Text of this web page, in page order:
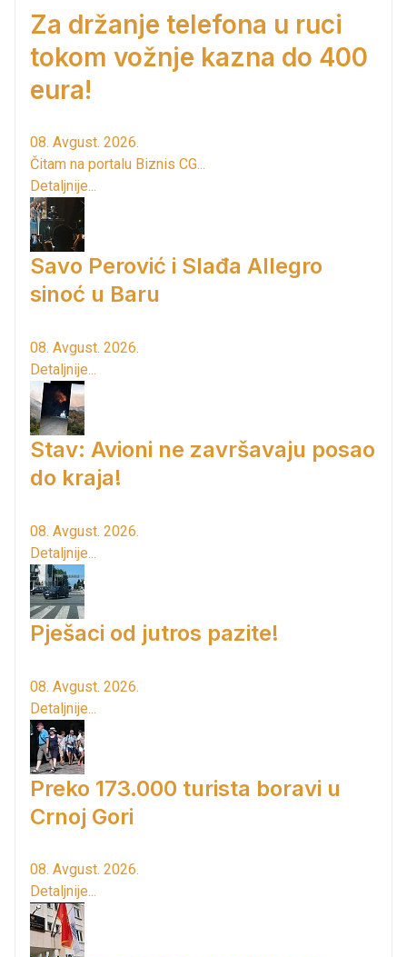
Za držanje telefona u ruci
tokom vožnje kazna do 400
eura!
08. Avgust. 2026.
Čitam na portalu Biznis CG...
Detaljnije...
Savo Perović i Slađa Allegro
sinoć u Baru
08. Avgust. 2026.
Detaljnije...
Stav: Avioni ne završavaju posao
do kraja!
08. Avgust. 2026.
Detaljnije...
Pješaci od jutros pazite!
08. Avgust. 2026.
Detaljnije...
Preko 173.000 turista boravi u
Crnoj Gori
08. Avgust. 2026.
Detaljnije...